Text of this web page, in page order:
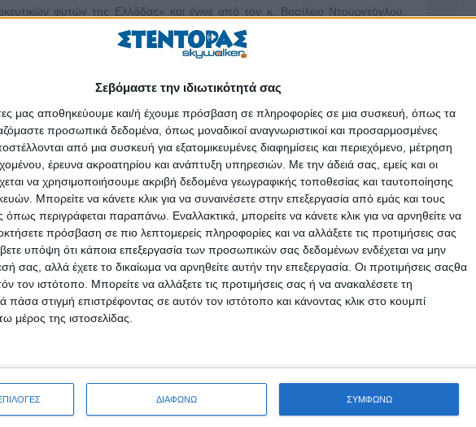
Σεβόμαστε την ιδιωτικότητά σας
μας αποθηκεύουμε και/ή έχουμε πρόσβαση σε πληροφορίες σε μια συσκευή, όπως τα
προσωπικά δεδομένα, όπως μοναδικοί αναγνωριστικοί και προσαρμοσμένες
από μια συσκευή για εξατομικευμένες διαφημίσεις και περιεχόμενο, μέτρηση
έρευνα ακροατηρίου και ανάπτυξη υπηρεσιών. Με την άδειά σας, εμείς και οι
να χρησιμοποιήσουμε ακριβή δεδομένα γεωγραφικής τοποθεσίας και ταυτοποίησης
Μπορείτε να κάνετε κλικ για να συναινέσετε στην επεξεργασία από εμάς και τους
περιγράφεται παραπάνω. Εναλλακτικά, μπορείτε να κάνετε κλικ για να αρνηθείτε να
πρόσβαση σε πιο λεπτομερείς πληροφορίες και να αλλάξετε τις προτιμήσεις σας
υπόψη ότι κάποια επεξεργασία των προσωπικών σας δεδομένων ενδέχεται να μην
σας, αλλά έχετε το δικαίωμα να αρνηθείτε αυτήν την επεξεργασία. Οι προτιμήσεις σαςθα
τον ιστότοπο. Μπορείτε να αλλάξετε τις προτιμήσεις σας ή να ανακαλέσετε τη
στιγμή επιστρέφοντας σε αυτόν τον ιστότοπο και κάνοντας κλικ στο κουμπί
μέρος της ιστοσελίδας.
ΔΙΑΦΩΝΩ ΣΥΜΦΩΝΩ
φυτών της Ελλάδας» και έγινε από τον κ. Βασίλειο Ντουρντόγλου,
Δ.Σ. της ΒΙΟΡΥΛ Α.Ε.
των κριτών και των νικητών. Στον διαγωνισμό υποβλήθηκαν 17 έγκυρες
«Καινοτόμου Επιχειρηματικής Ιδέας», 7 στην κατηγορία των «Νεοφυών
και 1 στην κατηγορία των 5-7 ετών. Η αξιολόγηση των νικητών έγινε από
απονεμήθηκε στη Hyssopus Organics, που εδρεύει στις Σέρρες. Η κα
της Hyssopus Organics, η οποία έγκειται στην πολλαπλή αξιοποίηση των
και τον κατά περίπτωση συνδυασμό τους με υπερτροφές. Το δεύτερο
εδρεύει στον Βόλο. Οι κ. Χριστόδουλος Βηλάρας και Μανώλης Μάνος
πρωταρχικό κριτήριο την αρμονία των υλικών, βασισμένων στην αρχή των
γλυκαντικών ουσιών. Το τρίτο βραβείο απονεμήθηκε στις νεοφυείς
Καλλυντικά. Η κα Καλλιόπη Σεμερτζίδου παρουσίασε το πολυλειτουργικό
πρωτογενή παραγωγή, τη μεταποίηση και την παροχή υπηρεσιών, ενώ η
δημιουργεί υγιεινά καινοτόμα καλλυντικά.
Ιδέες» απονεμήθηκε στην AgroMist, μία ομάδα φοιτητών
Μεσιακάρης, που αντιπροσώπευσε την ομάδα, παρουσίασε την ιδέα
ως φυσικά πρόσθετα στα υγρά αναπλήρωσης ηλεκτρονικού τσιγάρου. Το
Ιδέες» απονεμήθηκε στην O|H| Live, μία ομάδα μεταπτυχιακών φοιτητών
ιδέα τής O|H| Live, που έγκειται στη δημιουργία αφεψημάτων σε